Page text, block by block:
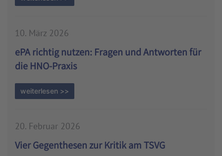
10. März 2026
ePA richtig nutzen: Fragen und Antworten für
die HNO-Praxis
weiterlesen >>
20. Februar 2026
Vier Gegenthesen zur Kritik am TSVG